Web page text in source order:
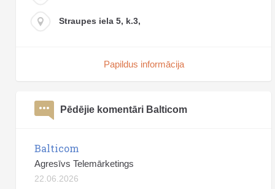
Straupes iela 5, k.3,
Papildus informācija
Pēdējie komentāri Balticom
Balticom
Agresīvs Telemārketings
22.06.2026